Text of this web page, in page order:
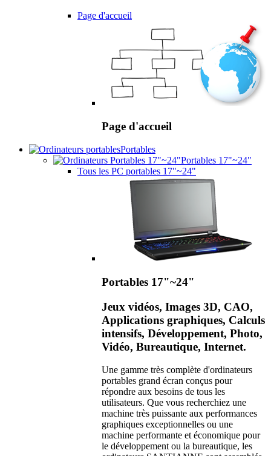
Page d'accueil
Page d'accueil
Portables
Portables 17"~24"
Tous les PC portables 17"~24"
Portables 17"~24"
Jeux vidéos, Images 3D, CAO,
Applications graphiques, Calculs
intensifs, Développement, Photo,
Vidéo, Bureautique, Internet.
Une gamme très complète d'ordinateurs
portables grand écran conçus pour
répondre aux besoins de tous les
utilisateurs. Que vous recherchiez une
machine très puissante aux performances
graphiques exceptionnelles ou une
machine performante et économique pour
le développement ou la bureautique, les